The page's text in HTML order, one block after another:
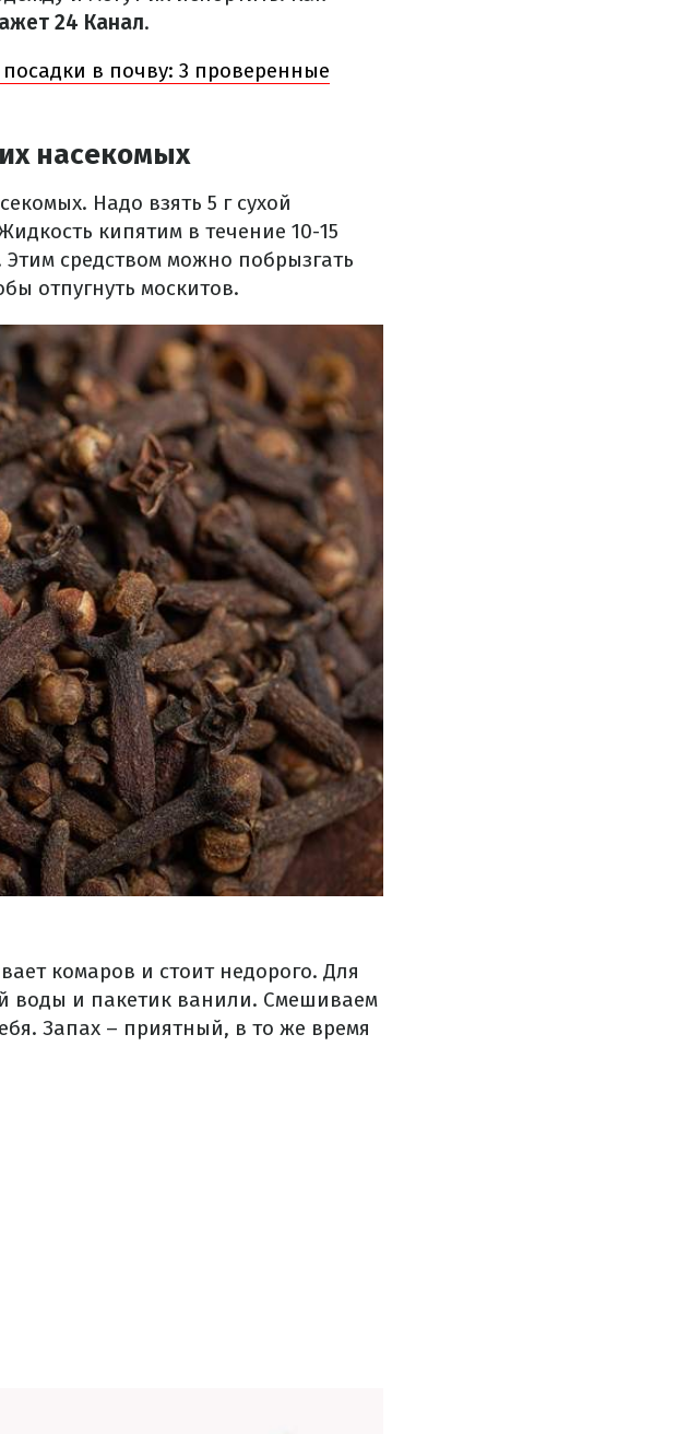
24 Канал.
в почву: 3 проверенные
насекомых
Надо взять 5 г сухой
кипятим в течение 10-15
средством можно побрызгать
отпугнуть москитов.
комаров и стоит недорого. Для
воды и пакетик ванили. Смешиваем
Запах – приятный, в то же время